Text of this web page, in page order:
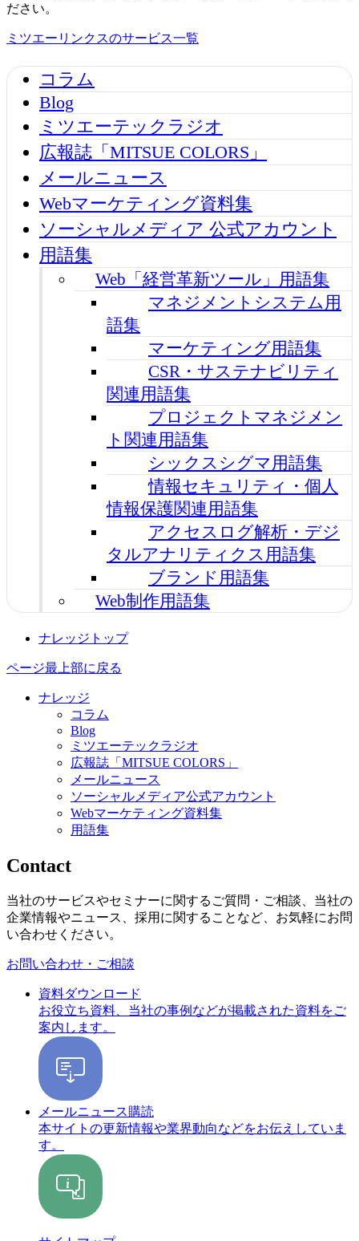
ださい。
ミツエーリンクスのサービス一覧
コラム
Blog
ミツエーテックラジオ
広報誌「MITSUE COLORS」
メールニュース
Webマーケティング資料集
ソーシャルメディア 公式アカウント
用語集
Web「経営革新ツール」用語集
マネジメントシステム用
語集
マーケティング用語集
CSR・サステナビリティ
関連用語集
プロジェクトマネジメン
ト関連用語集
シックスシグマ用語集
情報セキュリティ・個人
情報保護関連用語集
アクセスログ解析・デジ
タルアナリティクス用語集
ブランド用語集
Web制作用語集
ナレッジトップ
ページ最上部に戻る
ナレッジ
コラム
Blog
ミツエーテックラジオ
広報誌「MITSUE COLORS」
メールニュース
ソーシャルメディア公式アカウント
Webマーケティング資料集
用語集
Contact
当社のサービスやセミナーに関するご質問・ご相談、当社の
企業情報やニュース、採用に関することなど、お気軽にお問
い合わせください。
お問い合わせ・ご相談
資料ダウンロード
お役立ち資料、当社の事例などが掲載された資料をご
案内します。
メールニュース購読
本サイトの更新情報や業界動向などをお伝えしていま
す。